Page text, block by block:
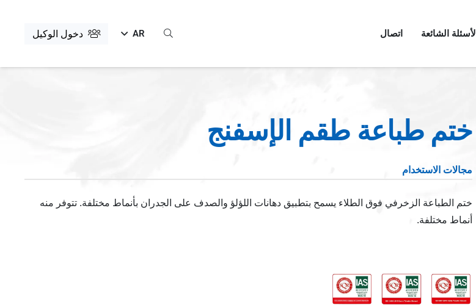
الأسئلة الشائعة اتصال AR دخول الوكيل
ختم طباعة طقم الإسفنج
مجالات الاستخدام
ختم الطباعة الزخرفي فوق الطلاء يسمح بتطبيق دهانات اللؤلؤ والصدف على الجدران بأنماط مختلفة. تتوفر منه
أنماط مختلفة.